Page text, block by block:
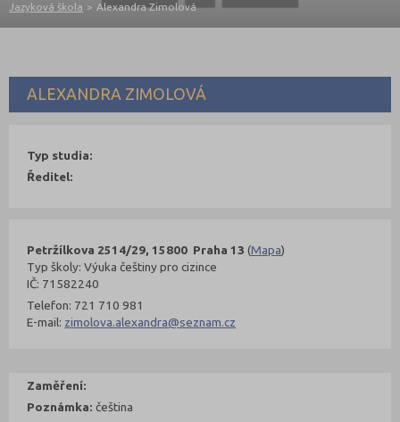
Jazyková škola > Alexandra Zimolová
ALEXANDRA ZIMOLOVÁ
Petržílkova 2514/29, 15800 Praha 13 (Mapa)
Typ školy: Výuka češtiny pro cizince
IČ: 71582240
Telefon: 721 710 981
E-mail: zimolova.alexandra@seznam.cz
Typ studia:
Ředitel:
Zaměření:
Poznámka: čeština